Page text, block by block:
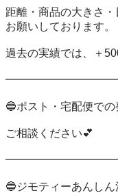
距離・商品の大きさ
お願いしております。
過去の実績では、＋
🔵ポスト・宅配便で
ご相談ください💕
🔵ジモティーあんし